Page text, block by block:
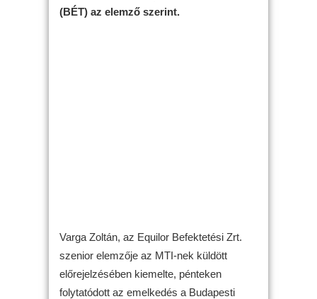
(BÉT) az elemző szerint.
Varga Zoltán, az Equilor Befektetési Zrt.
szenior elemzője az MTI-nek küldött
előrejelzésében kiemelte, pénteken
folytatódott az emelkedés a Budapesti